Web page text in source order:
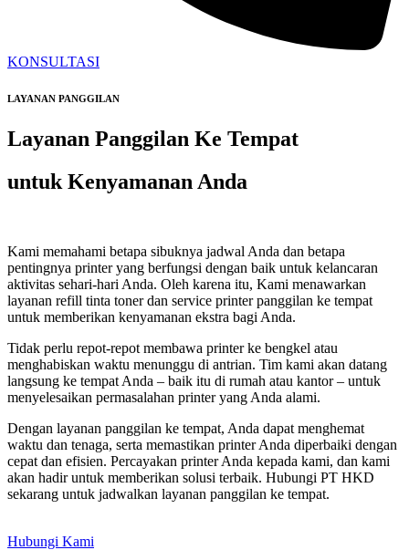
KONSULTASI
LAYANAN PANGGILAN
Layanan Panggilan Ke Tempat
untuk Kenyamanan Anda
Kami memahami betapa sibuknya jadwal Anda dan betapa
pentingnya printer yang berfungsi dengan baik untuk kelancaran
aktivitas sehari-hari Anda. Oleh karena itu, Kami menawarkan
layanan refill tinta toner dan service printer panggilan ke tempat
untuk memberikan kenyamanan ekstra bagi Anda.
Tidak perlu repot-repot membawa printer ke bengkel atau
menghabiskan waktu menunggu di antrian. Tim kami akan datang
langsung ke tempat Anda – baik itu di rumah atau kantor – untuk
menyelesaikan permasalahan printer yang Anda alami.
Dengan layanan panggilan ke tempat, Anda dapat menghemat
waktu dan tenaga, serta memastikan printer Anda diperbaiki dengan
cepat dan efisien. Percayakan printer Anda kepada kami, dan kami
akan hadir untuk memberikan solusi terbaik. Hubungi PT HKD
sekarang untuk jadwalkan layanan panggilan ke tempat.
Hubungi Kami